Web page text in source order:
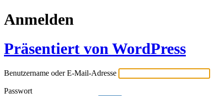
Anmelden
Präsentiert von WordPress
Benutzername oder E-Mail-Adresse
Passwort